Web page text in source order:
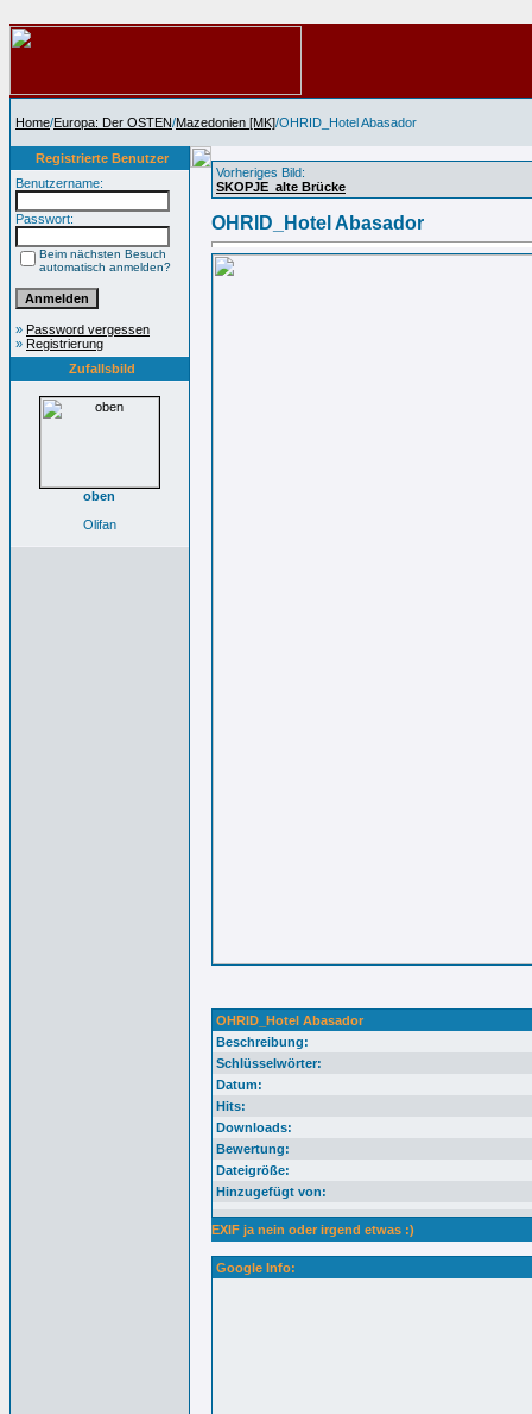
Home/Europa: Der OSTEN/Mazedonien [MK]/OHRID_Hotel Abasador
Registrierte Benutzer
Benutzername:
Passwort:
Beim nächsten Besuch
automatisch anmelden?
» Password vergessen
» Registrierung
Zufallsbild
oben
Olifan
Vorheriges Bild:
SKOPJE_alte Brücke
OHRID_Hotel Abasador
OHRID_Hotel Abasador
Beschreibung:
Schlüsselwörter:
Datum:
Hits:
Downloads:
Bewertung:
Dateigröße:
Hinzugefügt von:
EXIF ja nein oder irgend etwas :)
Google Info: